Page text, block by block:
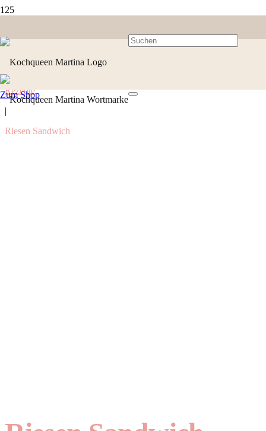
Zum Shop
Rezepte
|
Riesen Sandwich